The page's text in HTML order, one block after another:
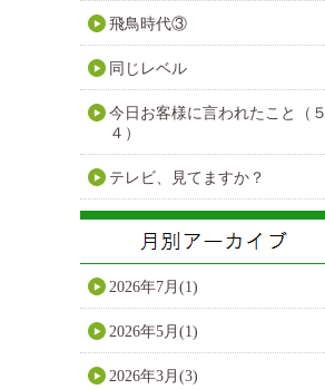
飛鳥時代③
同じレベル
今日お客様に言われたこと（５
４）
テレビ、見てますか？
2026年7月(1)
2026年5月(1)
2026年3月(3)